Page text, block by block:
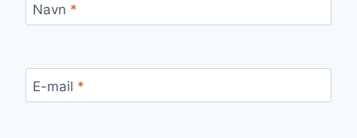
Navn *
E-mail *